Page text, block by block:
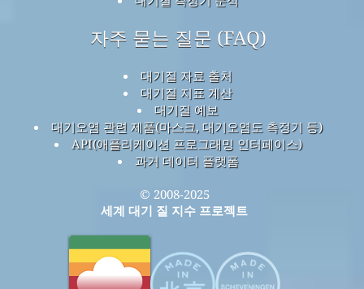
자주 묻는 질문 (FAQ)
대기질 자료 출처
대기질 지표 계산
대기질 예보
대기오염 관련 제품(마스크, 대기오염도 측정기 등)
API(애플리케이션 프로그래밍 인터페이스)
과거 데이터 플랫폼
© 2008-2025
세계 대기 질 지수 프로젝트